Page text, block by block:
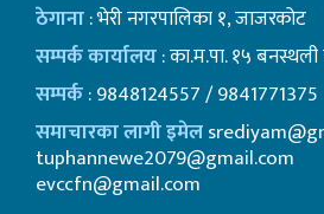
ठेगाना: भेरी नगरपालिका १, जाजरकोट
सम्पर्क कार्यालय: का.म.पा. १५ बनस्थली
सम्पर्क: 9848124557 / 9841771375
समाचारका लागी इमेल
tuphannewe2079@gmail.com
evccfn@gmail.com